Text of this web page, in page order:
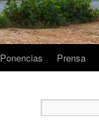
Ponencias Prensa